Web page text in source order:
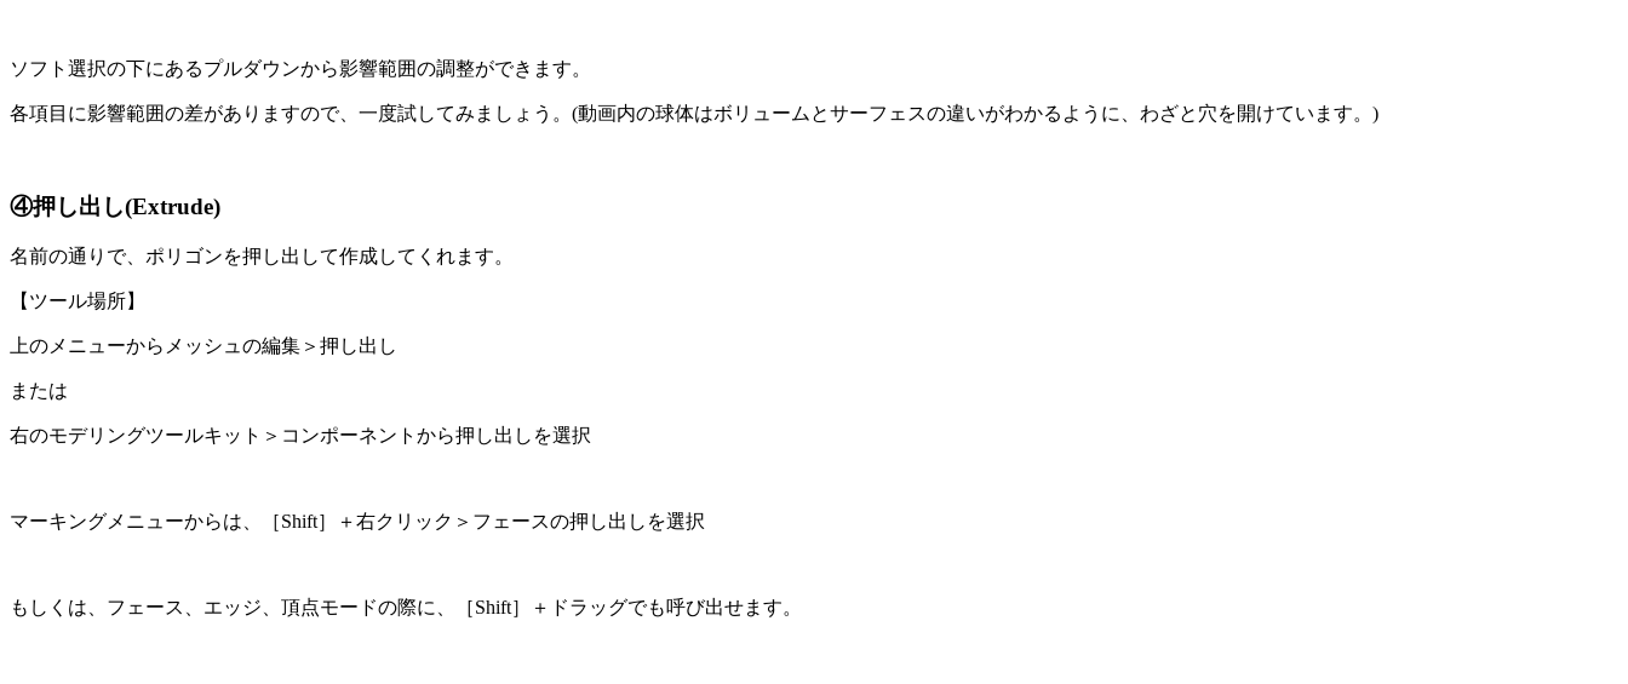
ソフト選択の下にあるプルダウンから影響範囲の調整ができます。
各項目に影響範囲の差がありますので、一度試してみましょう。(動画内の球体はボリュームとサーフェスの違いがわかるように、わざと穴を開けています。)
④押し出し(Extrude)
名前の通りで、ポリゴンを押し出して作成してくれます。
【ツール場所】
上のメニューからメッシュの編集＞押し出し
または
右のモデリングツールキット＞コンポーネントから押し出しを選択
マーキングメニューからは、［Shift］＋右クリック＞フェースの押し出しを選択
もしくは、フェース、エッジ、頂点モードの際に、［Shift］＋ドラッグでも呼び出せます。